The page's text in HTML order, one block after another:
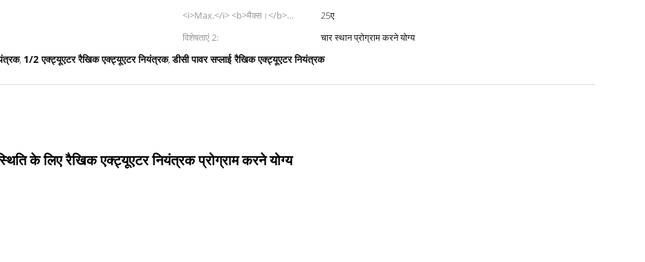
<i>Max.</i> <b>मैक्स।</b>
<i>Current</i> <b>मौजूदा</b>:
25ए
विशेषताएं 2:
चार स्थान प्रोग्राम करने योग्य
, 1/2 एक्ट्यूएटर रैखिक एक्ट्यूएटर नियंत्रक,डीसी पावर सप्लाई रैखिक एक्ट्यूएटर नियंत्रक
के लिए रैखिक एक्ट्यूएटर नियंत्रक प्रोग्राम करने योग्य